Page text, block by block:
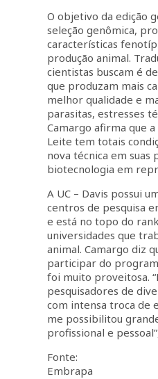
O objetivo da edição
seleção genômica,
características
produção animal.
cientistas buscam é
que produzam mais
melhor qualidade e
parasitas, estresses
Camargo afirma que
Leite tem totais
nova técnica em suas
biotecnologia em
A UC – Davis possui
centros de pesquisa
e está no topo do
universidades que
animal. Camargo diz
participar do
foi muito proveitosa.
pesquisadores de
com intensa troca de
me possibilitou
profissional e
Fonte:
Embrapa